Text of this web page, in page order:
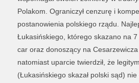
Polakom. Ograniczył cenzurę i
postanowienia polskiego rządu.
Łukasińskiego, którego skazano na
car oraz donoszący na
natomiast uparcie twierdził, że
(Łukasińskiego skazał polski sąd)